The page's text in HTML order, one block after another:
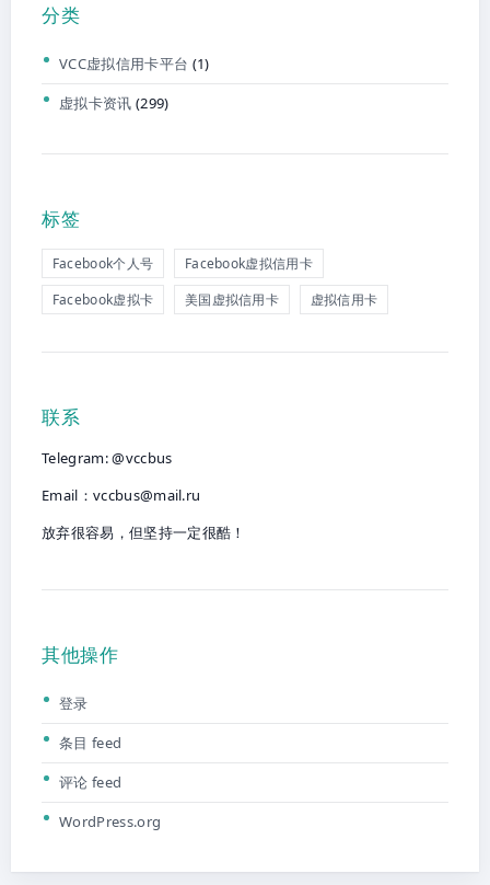
分类
VCC虚拟信用卡平台 (1)
虚拟卡资讯 (299)
标签
Facebook个人号
Facebook虚拟信用卡
Facebook虚拟卡
美国虚拟信用卡 虚拟信用卡
联系
Telegram: @vccbus
Email： vccbus@mail.ru
放弃很容易，但坚持一定很酷！
其他操作
登录
条目 feed
评论 feed
WordPress.org